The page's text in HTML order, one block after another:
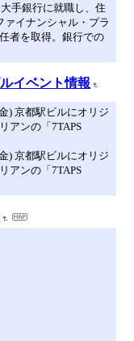
手銀行に就職し、住
イナンシャル・プラ
者を取得。銀行での
イベント情報
) 京都駅ビルにオリジ
アンの「7TAPS
) 京都駅ビルにオリジ
アンの「7TAPS